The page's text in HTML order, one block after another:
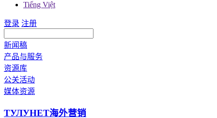
Tiếng Việt
登录 注册
新闻稿
产品与服务
资源库
公关活动
媒体资源
ТУЛУНЕТ海外营销